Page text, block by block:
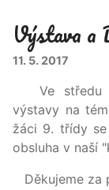
Výstava a
11. 5. 2017
Ve středu
výstavy na
žáci 9. třídy
obsluha v naší
Děkujeme za